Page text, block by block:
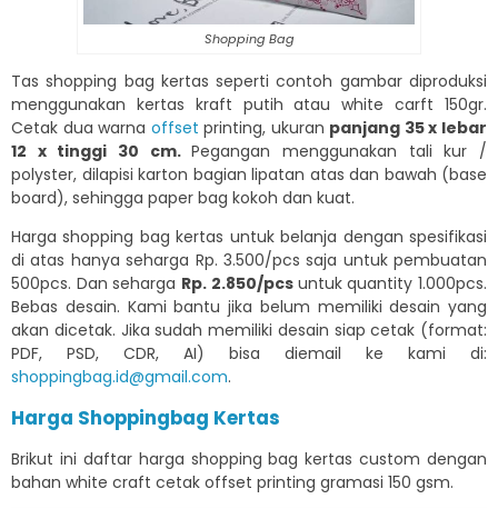
Shopping Bag
Tas shopping bag kertas seperti contoh gambar diproduksi
menggunakan kertas kraft putih atau white carft 150gr.
Cetak dua warna offset printing, ukuran panjang 35 x lebar
12 x tinggi 30 cm.Pegangan menggunakan tali kur /
polyster, dilapisi karton bagian lipatan atas dan bawah (base
board), sehingga paper bag kokoh dan kuat.
Harga shopping bag kertas untuk belanja dengan spesifikasi
di atas hanya seharga Rp. 3.500/pcs saja untuk pembuatan
500pcs. Dan seharga Rp. 2.850/pcs untuk quantity 1.000pcs.
Bebas desain. Kami bantu jika belum memiliki desain yang
akan dicetak. Jika sudah memiliki desain siap cetak (format:
PDF, PSD, CDR, AI) bisa diemail ke kami di:
shoppingbag.id@gmail.com.
Harga Shoppingbag Kertas
Brikut ini daftar harga shopping bag kertas custom dengan
bahan white craft cetak offset printing gramasi 150 gsm.